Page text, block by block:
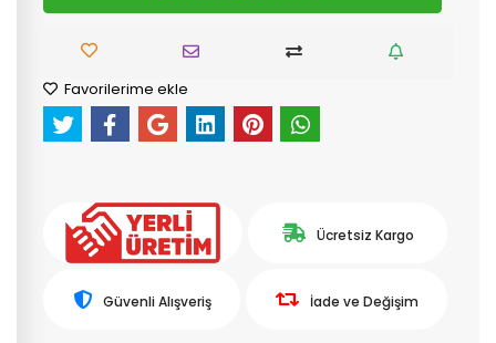
Favorilerime ekle
Ücretsiz Kargo
Güvenli Alışveriş İade ve Değişim